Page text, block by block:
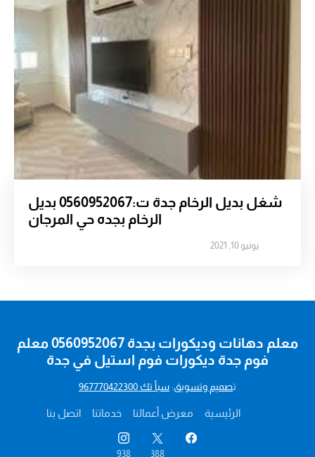
شغل بديل الرخام جدة ت:0560952067 بديل
الرخام بجده حي المرجان
يونيو 10, 2021
الرئيسية معرض أعمالنا خدماتنا اتصل بنا
388
938
معلم دهانات وديكورات بجدة 0560952067 معلم
فوم جدة ديكورات فوم استيل في جدة
تصميم وتسويق:سبأ تك 967770422300